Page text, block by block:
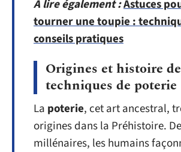
A lire également :Astuces
tourner une toupie :
conseils pratiques
Origines et histoire
techniques de poterie
La poterie, cet art ancestral,
origines dans la Préhistoire.
millénaires, les humains